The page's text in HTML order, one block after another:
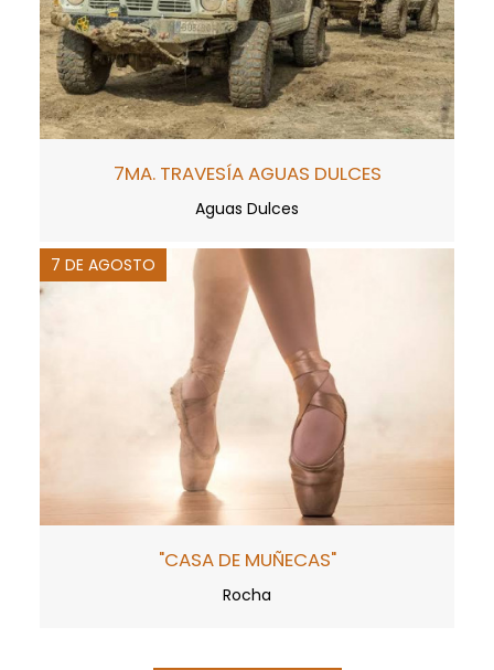
7MA. TRAVESÍA AGUAS DULCES
Aguas Dulces
7 DE AGOSTO
"CASA DE MUÑECAS"
Rocha